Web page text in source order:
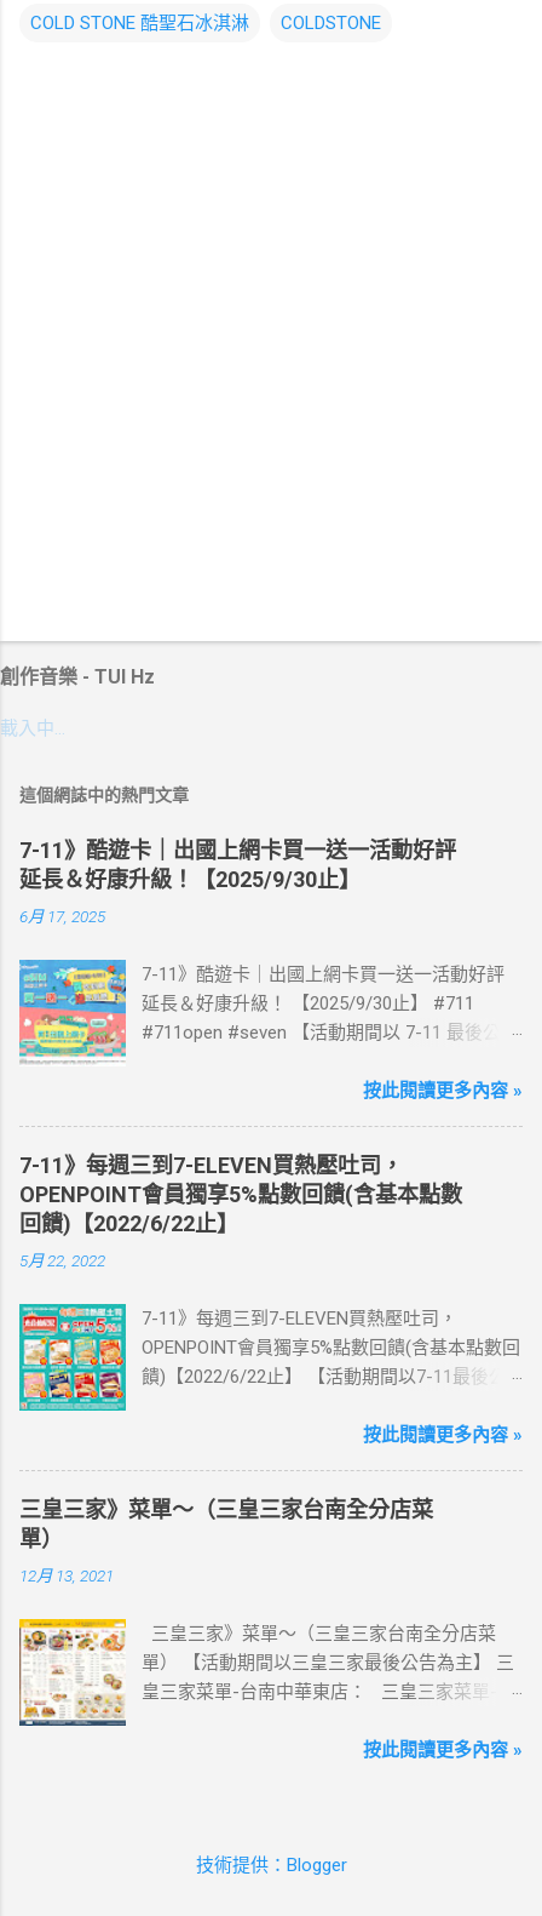
COLD STONE 酷聖石冰淇淋 COLDSTONE
創作音樂 - TUI Hz
載入中…
這個網誌中的熱門文章
7-11》酷遊卡｜出國上網卡買一送一活動好評
延長＆好康升級！【2025/9/30止】
6月 17, 2025
7-11》酷遊卡｜出國上網卡買一送一活動好評
延長＆好康升級！ 【2025/9/30止】 #711
#711open #seven 【活動期間以 7-11 最後公告
國上網卡 方便、快速、享買一送一優惠！ > 實
送王品集團300元即享券。 (出國開通啟用後回
活動網站登錄 【點我登錄】 ) > eSIM出國上網
卡：好康升級！購買eSIM「吃到飽」方案；即
送同天數「吃到飽」方案。 (例：買1張日本5天
來超商買省錢又方便💰 ·活動詳情：好康優惠看
這邊 【點我看好康優惠】 ·eSIM ibon 購買教學
【點我觀看教學】 📲 全球上網首選，速度穩
澳、美國、菲律賓、歐洲、土耳其 熱門地區通
通有 📲 立即取卡免等待超便利 ✈️ 180天彈性開
通不怕過期 🧳 一人買兩人用，享受出國網路自
由~~eSIM吃到飽買一送一 eSIM適用機型： ※
字，表示您的手機支援 eSIM 功能。 ●不支援鎖
卡機、平板、電信業者客製機、網路分享器、
中國大陸銷售的 iPhone手機。 【Apple】（執
2.iPhone 15 3.iPhone 14 4.iPhone 13 5.iPhone
2.Pixel 6a、Pixel 6 Pro、Pixel 6 3.Pixel 5 4.Pixel
按此閱讀更多內容 »
7-11》每週三到7-ELEVEN買熱壓吐司，
OPENPOINT會員獨享5%點數回饋(含基本點數
回饋)【2022/6/22止】
5月 22, 2022
7-11》每週三到7-ELEVEN買熱壓吐司，
OPENPOINT會員獨享5%點數回饋(含基本點數回
饋)【2022/6/22止】 【活動期間以7-11最後公
111/5/4~6/22 每週三到7-ELEVEN買熱壓吐司
饋) 【販售門市查詢】
https://emap.pcsc.com.tw/emap.aspx# 小編推
台式傳統口味~好評回購 注意事項 1.本優惠不得
與其他優惠並行。商品數量以各門市實際可販
售數量為準。 2.活動期間OPENPOINT會員需報
icash2.0二代卡(含聯名卡)或OPEN錢包(含
動優惠。 3.本活動不適用隨取卡、咖啡卡、商
按此閱讀更多內容 »
三皇三家》菜單～（三皇三家台南全分店菜
單）
12月 13, 2021
三皇三家》菜單～（三皇三家台南全分店菜
單） 【活動期間以三皇三家最後公告為主】 三
皇三家菜單-台南中華東店： 三皇三家菜單-台
皇三家菜單-歸仁店： 三皇三家菜單-永康愛買
灣優惠券大全》省錢大作戰》首頁 3皇3家 , 台
按此閱讀更多內容 »
技術提供：Blogger